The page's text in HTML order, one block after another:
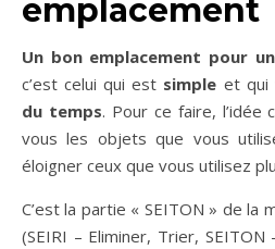
emplacement
Un bon emplacement pour
c’est celui qui est simple et qui
du temps. Pour ce faire, l’idée
vous les objets que vous
éloigner ceux que vous utilisez
C’est la partie « SEITON » de la
(SEIRI – Eliminer, Trier, SEITON